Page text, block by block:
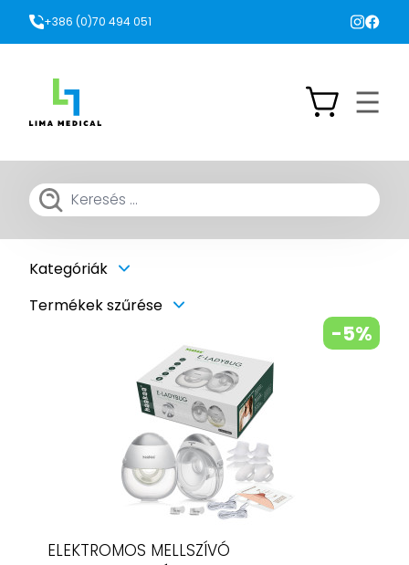
+386 (0)70 494 051
Kategóriák
Termékek szűrése
-5%
ELEKTROMOS MELLSZÍVÓ